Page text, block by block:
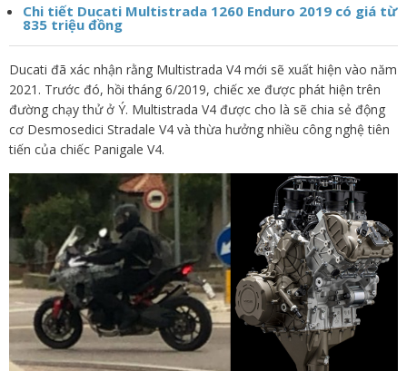
Chi tiết Ducati Multistrada 1260 Enduro 2019 có giá từ
835 triệu đồng
Ducati đã xác nhận rằng Multistrada V4 mới sẽ xuất hiện vào năm
2021. Trước đó, hồi tháng 6/2019, chiếc xe được phát hiện trên
đường chạy thử ở Ý. Multistrada V4 được cho là sẽ chia sẻ động
cơ Desmosedici Stradale V4 và thừa hưởng nhiều công nghệ tiên
tiến của chiếc Panigale V4.